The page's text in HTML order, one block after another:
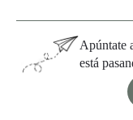
Apúntate
está